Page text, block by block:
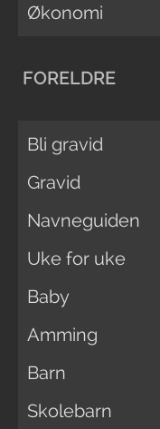
Økonomi
FORELDRE
Bli gravid
Gravid
Navneguiden
Uke for uke
Baby
Amming
Barn
Skolebarn